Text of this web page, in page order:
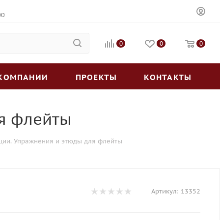
0 0 0
ПРОЕКТЫ КОНТАКТЫ
флейты
Упражнения и этюды для флейты
Артикул: 13352